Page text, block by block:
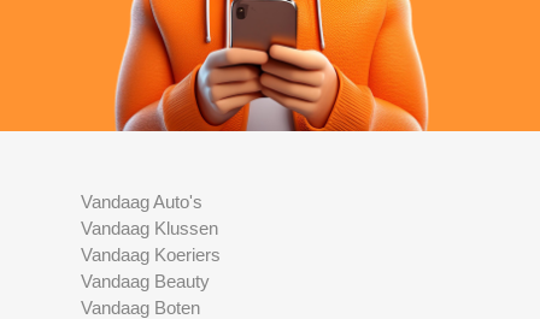
Vandaag Auto's
Vandaag Klussen
Vandaag Koeriers
Vandaag Beauty
Vandaag Boten